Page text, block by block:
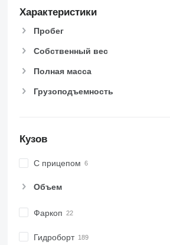
Характеристики
Пробег
Собственный вес
Полная масса
Грузоподъемность
Кузов
С прицепом
Объем
Фаркоп
Гидроборт